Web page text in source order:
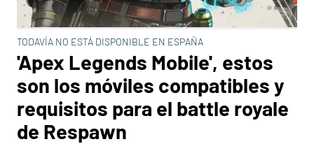
TODAVÍA NO ESTÁ DISPONIBLE EN ESPAÑA
'Apex Legends Mobile', estos
son los móviles compatibles y
requisitos para el battle royale
de Respawn